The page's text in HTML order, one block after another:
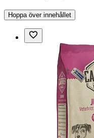
Hoppa över innehållet